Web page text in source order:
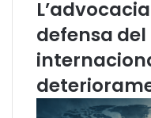
o
t
c
e
defensa